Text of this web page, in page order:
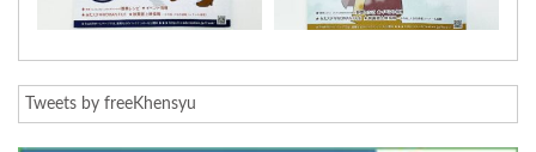
Tweets by freeKhensyu